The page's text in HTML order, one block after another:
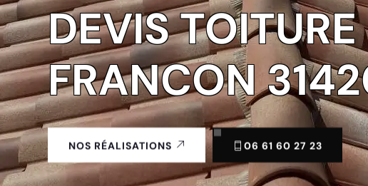
DEVIS TOITURE
FRANCON
NOS RÉALISATIONS 06 61 60 27 23